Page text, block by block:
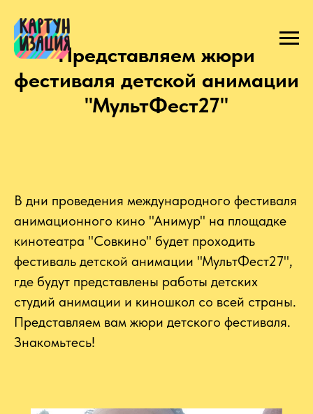
Представляем жюри
фестиваля детской анимации
"МультФест27"
В дни проведения международного фестиваля
анимационного кино "Анимур" на площадке
кинотеатра "Совкино" будет проходить
фестиваль детской анимации "МультФест27",
где будут представлены работы детских
студий анимации и киношкол со всей страны.
Представляем вам жюри детского фестиваля.
Знакомьтесь!